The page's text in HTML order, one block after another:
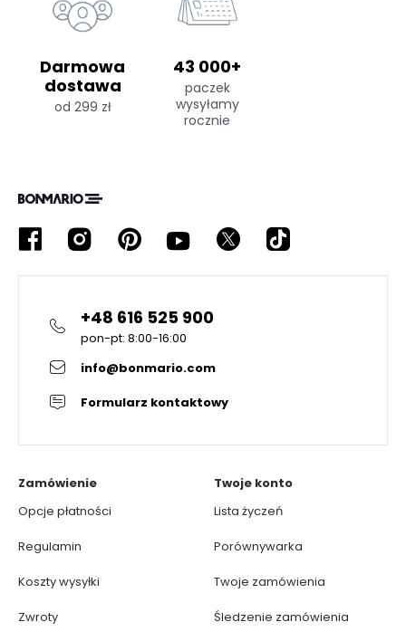
Darmowa
dostawa
od 299 zł
43 000+
paczek
wysyłamy
rocznie
+48 616 525 900
pon-pt: 8:00-16:00
info@bonmario.com
Formularz kontaktowy
Zamówienie
Opcje płatności
Regulamin
Koszty wysyłki
Zwroty
Twoje konto
Lista życzeń
Porównywarka
Twoje zamówienia
Śledzenie zamówienia